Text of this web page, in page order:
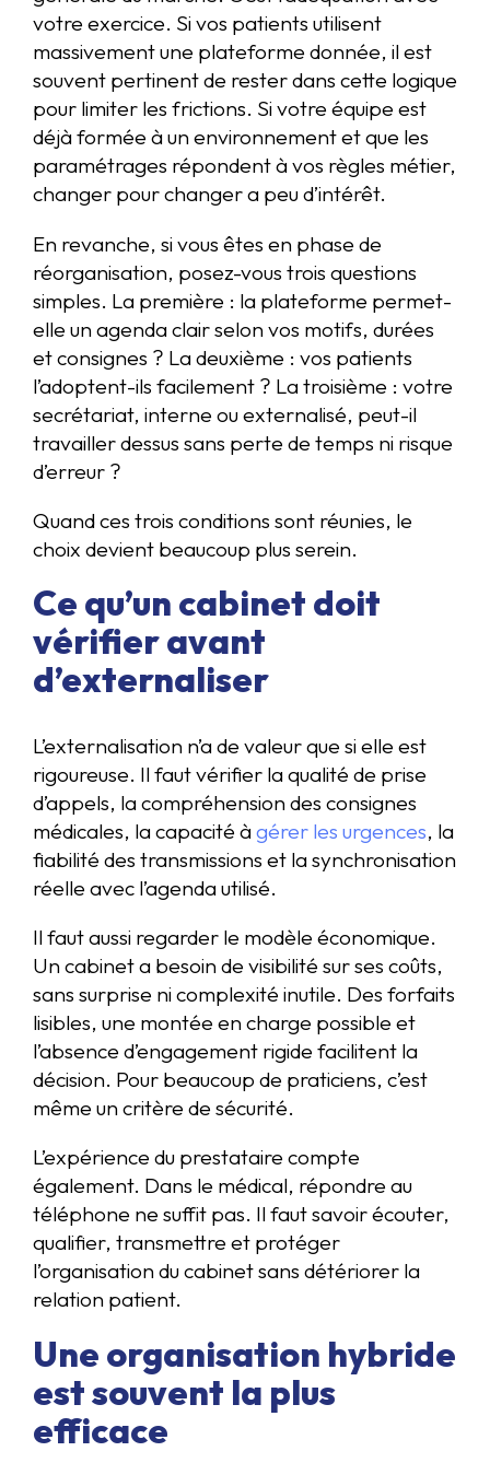
votre exercice. Si vos patients utilisent
massivement une plateforme donnée, il est
souvent pertinent de rester dans cette logique
pour limiter les frictions. Si votre équipe est
déjà formée à un environnement et que les
paramétrages répondent à vos règles métier,
changer pour changer a peu d’intérêt.
En revanche, si vous êtes en phase de
réorganisation, posez-vous trois questions
simples. La première : la plateforme permet-
elle un agenda clair selon vos motifs, durées
et consignes ? La deuxième : vos patients
l’adoptent-ils facilement ? La troisième : votre
secrétariat, interne ou externalisé, peut-il
travailler dessus sans perte de temps ni risque
d’erreur ?
Quand ces trois conditions sont réunies, le
choix devient beaucoup plus serein.
Ce qu’un cabinet doit
vérifier avant
d’externaliser
L’externalisation n’a de valeur que si elle est
rigoureuse. Il faut vérifier la qualité de prise
d’appels, la compréhension des consignes
médicales, la capacité àgérer les urgences, la
fiabilité des transmissions et la synchronisation
réelle avec l’agenda utilisé.
Il faut aussi regarder le modèle économique.
Un cabinet a besoin de visibilité sur ses coûts,
sans surprise ni complexité inutile. Des forfaits
lisibles, une montée en charge possible et
l’absence d’engagement rigide facilitent la
décision. Pour beaucoup de praticiens, c’est
même un critère de sécurité.
L’expérience du prestataire compte
également. Dans le médical, répondre au
téléphone ne suffit pas. Il faut savoir écouter,
qualifier, transmettre et protéger
l’organisation du cabinet sans détériorer la
relation patient.
Une organisation hybride
est souvent la plus
efficace